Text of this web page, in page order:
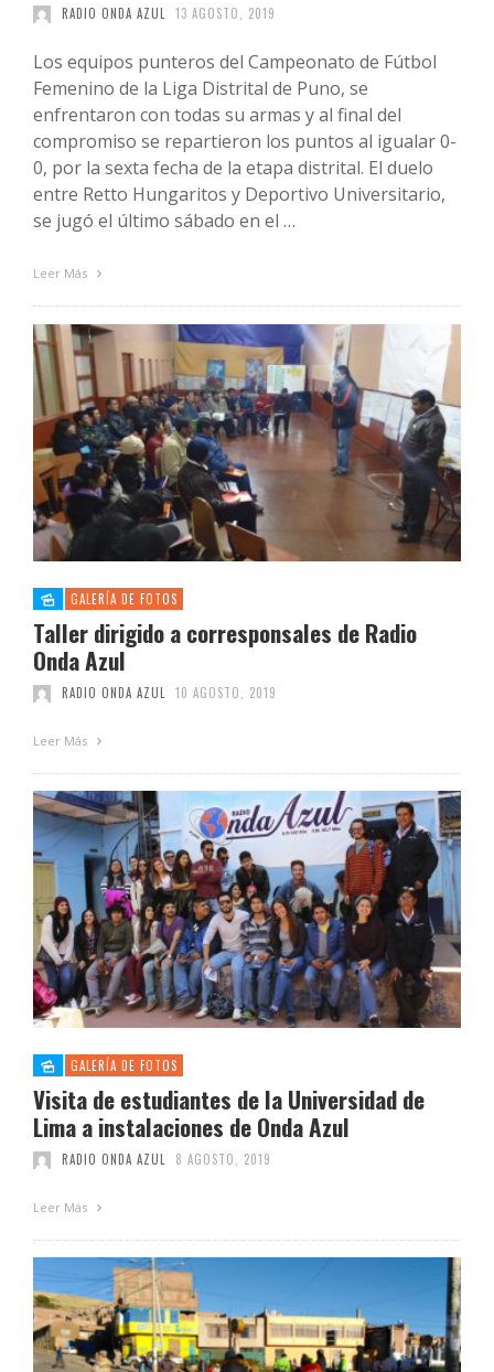
RADIO ONDA AZUL 13 AGOSTO, 2019
Los equipos punteros del Campeonato de Fútbol
Femenino de la Liga Distrital de Puno, se
enfrentaron con todas su armas y al final del
compromiso se repartieron los puntos al igualar 0-
0, por la sexta fecha de la etapa distrital. El duelo
entre Retto Hungaritos y Deportivo Universitario,
se jugó el último sábado en el …
Leer Más
GALERÍA DE FOTOS
Taller dirigido a corresponsales de Radio
Onda Azul
RADIO ONDA AZUL 10 AGOSTO, 2019
Leer Más
GALERÍA DE FOTOS
Visita de estudiantes de la Universidad de
Lima a instalaciones de Onda Azul
RADIO ONDA AZUL 8 AGOSTO, 2019
Leer Más